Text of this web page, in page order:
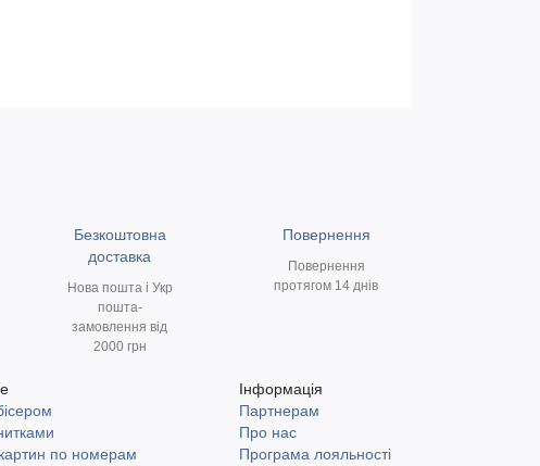
Безкоштовна
доставка
Нова пошта і Укр
пошта-
замовлення від
2000 грн
Повернення
Повернення
протягом 14 днів
по номерам
Інформація
Партнерам
Про нас
Програма лояльності